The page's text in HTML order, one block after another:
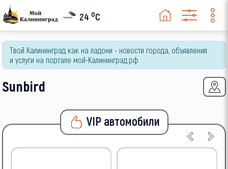
24 oC
Твой Калининград как на ладони - новости города, объявления
и услуги на портале мой-Калининград.рф
Sunbird
VIP автомобили